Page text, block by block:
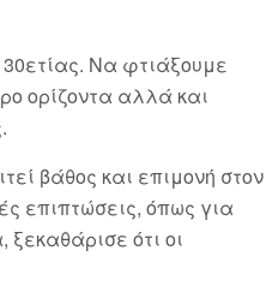
Να φτιάξουμε
ορίζοντα αλλά και
βάθος και επιμονή στον
επιπτώσεις, όπως για
ότι οι